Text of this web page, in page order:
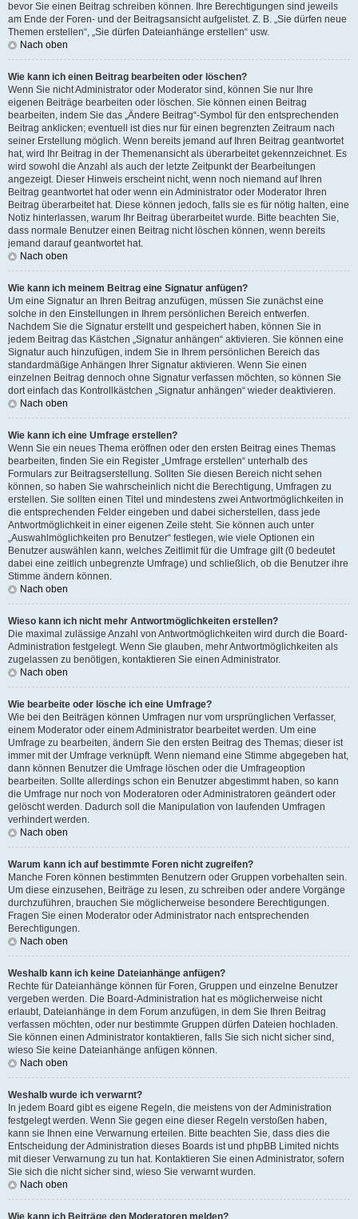
bevor Sie einen Beitrag schreiben können. Ihre Berechtigungen sind jeweils
am Ende der Foren- und der Beitragsansicht aufgelistet. Z. B. „Sie dürfen neue
Themen erstellen“, „Sie dürfen Dateianhänge erstellen“ usw.
Nach oben
Wie kann ich einen Beitrag bearbeiten oder löschen?
Wenn Sie nicht Administrator oder Moderator sind, können Sie nur Ihre
eigenen Beiträge bearbeiten oder löschen. Sie können einen Beitrag
bearbeiten, indem Sie das „Ändere Beitrag“-Symbol für den entsprechenden
Beitrag anklicken; eventuell ist dies nur für einen begrenzten Zeitraum nach
seiner Erstellung möglich. Wenn bereits jemand auf Ihren Beitrag geantwortet
hat, wird Ihr Beitrag in der Themenansicht als überarbeitet gekennzeichnet. Es
wird sowohl die Anzahl als auch der letzte Zeitpunkt der Bearbeitungen
angezeigt. Dieser Hinweis erscheint nicht, wenn noch niemand auf Ihren
Beitrag geantwortet hat oder wenn ein Administrator oder Moderator Ihren
Beitrag überarbeitet hat. Diese können jedoch, falls sie es für nötig halten, eine
Notiz hinterlassen, warum Ihr Beitrag überarbeitet wurde. Bitte beachten Sie,
dass normale Benutzer einen Beitrag nicht löschen können, wenn bereits
jemand darauf geantwortet hat.
Nach oben
Wie kann ich meinem Beitrag eine Signatur anfügen?
Um eine Signatur an Ihren Beitrag anzufügen, müssen Sie zunächst eine
solche in den Einstellungen in Ihrem persönlichen Bereich entwerfen.
Nachdem Sie die Signatur erstellt und gespeichert haben, können Sie in
jedem Beitrag das Kästchen „Signatur anhängen“ aktivieren. Sie können eine
Signatur auch hinzufügen, indem Sie in Ihrem persönlichen Bereich das
standardmäßige Anhängen Ihrer Signatur aktivieren. Wenn Sie einen
einzelnen Beitrag dennoch ohne Signatur verfassen möchten, so können Sie
dort einfach das Kontrollkästchen „Signatur anhängen“ wieder deaktivieren.
Nach oben
Wie kann ich eine Umfrage erstellen?
Wenn Sie ein neues Thema eröffnen oder den ersten Beitrag eines Themas
bearbeiten, finden Sie ein Register „Umfrage erstellen“ unterhalb des
Formulars zur Beitragserstellung. Sollten Sie diesen Bereich nicht sehen
können, so haben Sie wahrscheinlich nicht die Berechtigung, Umfragen zu
erstellen. Sie sollten einen Titel und mindestens zwei Antwortmöglichkeiten in
die entsprechenden Felder eingeben und dabei sicherstellen, dass jede
Antwortmöglichkeit in einer eigenen Zeile steht. Sie können auch unter
„Auswahlmöglichkeiten pro Benutzer“ festlegen, wie viele Optionen ein
Benutzer auswählen kann, welches Zeitlimit für die Umfrage gilt (0 bedeutet
dabei eine zeitlich unbegrenzte Umfrage) und schließlich, ob die Benutzer ihre
Stimme ändern können.
Nach oben
Wieso kann ich nicht mehr Antwortmöglichkeiten erstellen?
Die maximal zulässige Anzahl von Antwortmöglichkeiten wird durch die Board-
Administration festgelegt. Wenn Sie glauben, mehr Antwortmöglichkeiten als
zugelassen zu benötigen, kontaktieren Sie einen Administrator.
Nach oben
Wie bearbeite oder lösche ich eine Umfrage?
Wie bei den Beiträgen können Umfragen nur vom ursprünglichen Verfasser,
einem Moderator oder einem Administrator bearbeitet werden. Um eine
Umfrage zu bearbeiten, ändern Sie den ersten Beitrag des Themas; dieser ist
immer mit der Umfrage verknüpft. Wenn niemand eine Stimme abgegeben hat,
dann können Benutzer die Umfrage löschen oder die Umfrageoption
bearbeiten. Sollte allerdings schon ein Benutzer abgestimmt haben, so kann
die Umfrage nur noch von Moderatoren oder Administratoren geändert oder
gelöscht werden. Dadurch soll die Manipulation von laufenden Umfragen
verhindert werden.
Nach oben
Warum kann ich auf bestimmte Foren nicht zugreifen?
Manche Foren können bestimmten Benutzern oder Gruppen vorbehalten sein.
Um diese einzusehen, Beiträge zu lesen, zu schreiben oder andere Vorgänge
durchzuführen, brauchen Sie möglicherweise besondere Berechtigungen.
Fragen Sie einen Moderator oder Administrator nach entsprechenden
Berechtigungen.
Nach oben
Weshalb kann ich keine Dateianhänge anfügen?
Rechte für Dateianhänge können für Foren, Gruppen und einzelne Benutzer
vergeben werden. Die Board-Administration hat es möglicherweise nicht
erlaubt, Dateianhänge in dem Forum anzufügen, in dem Sie Ihren Beitrag
verfassen möchten, oder nur bestimmte Gruppen dürfen Dateien hochladen.
Sie können einen Administrator kontaktieren, falls Sie sich nicht sicher sind,
wieso Sie keine Dateianhänge anfügen können.
Nach oben
Weshalb wurde ich verwarnt?
In jedem Board gibt es eigene Regeln, die meistens von der Administration
festgelegt werden. Wenn Sie gegen eine dieser Regeln verstoßen haben,
kann sie Ihnen eine Verwarnung erteilen. Bitte beachten Sie, dass dies die
Entscheidung der Administration dieses Boards ist und phpBB Limited nichts
mit dieser Verwarnung zu tun hat. Kontaktieren Sie einen Administrator, sofern
Sie sich die nicht sicher sind, wieso Sie verwarnt wurden.
Nach oben
Wie kann ich Beiträge den Moderatoren melden?